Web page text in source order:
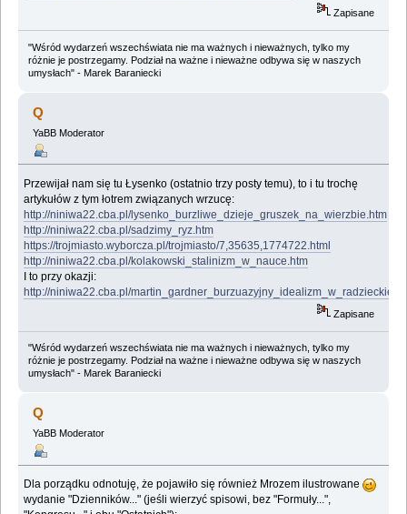
Zapisane
"Wśród wydarzeń wszechświata nie ma ważnych i nieważnych, tylko my
różnie je postrzegamy. Podział na ważne i nieważne odbywa się w naszych
umysłach" - Marek Baraniecki
Q
YaBB Moderator
Przewijał nam się tu Łysenko (ostatnio trzy posty temu), to i tu trochę
artykułów z tym łotrem związanych wrzucę:
http://niniwa22.cba.pl/lysenko_burzliwe_dzieje_gruszek_na_wierzbie.htm
http://niniwa22.cba.pl/sadzimy_ryz.htm
https://trojmiasto.wyborcza.pl/trojmiasto/7,35635,1774722.html
http://niniwa22.cba.pl/kolakowski_stalinizm_w_nauce.htm
I to przy okazji:
http://niniwa22.cba.pl/
Zapisane
"Wśród wydarzeń wszechświata nie ma ważnych i nieważnych, tylko my
różnie je postrzegamy. Podział na ważne i nieważne odbywa się w naszych
umysłach" - Marek Baraniecki
Q
YaBB Moderator
Dla porządku odnotuję, że pojawiło się również Mrozem ilustrowane
wydanie "Dzienników..." (jeśli wierzyć spisowi, bez "Formuły...",